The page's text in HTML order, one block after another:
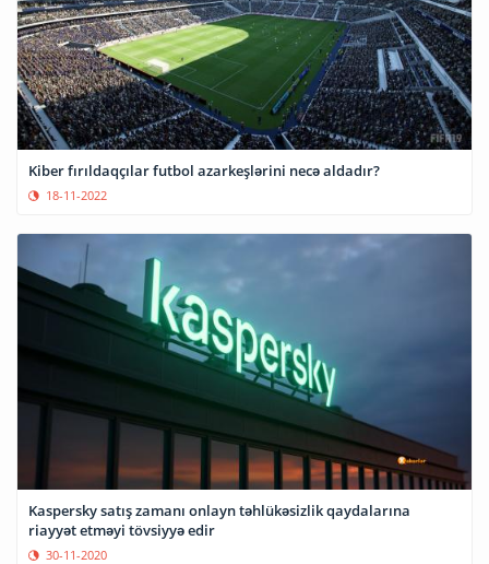
Kiber fırıldaqçılar futbol azarkeşlərini necə aldadır?
18-11-2022
Kaspersky satış zamanı onlayn təhlükəsizlik qaydalarına
riayyət etməyi tövsiyyə edir
30-11-2020